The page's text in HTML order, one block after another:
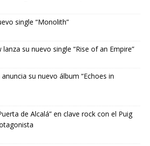
single “Monolith”
su nuevo single “Rise of an Empire”
anuncia su nuevo álbum “Echoes in
de Alcalá” en clave rock con el Puig